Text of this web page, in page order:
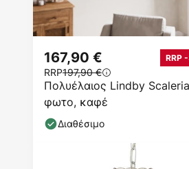
Πολυέλαιος Lindby
φωτο, καφέ
167,90 € RRP
RRP197,90 €
Διαθέσιμο